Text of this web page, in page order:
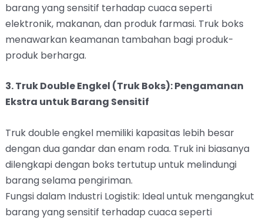
barang yang sensitif terhadap cuaca seperti
elektronik, makanan, dan produk farmasi. Truk boks
menawarkan keamanan tambahan bagi produk-
produk berharga.
3. Truk Double Engkel (Truk Boks): Pengamanan
Ekstra untuk Barang Sensitif
Truk double engkel memiliki kapasitas lebih besar
dengan dua gandar dan enam roda. Truk ini biasanya
dilengkapi dengan boks tertutup untuk melindungi
barang selama pengiriman.
Fungsi dalam Industri Logistik: Ideal untuk mengangkut
barang yang sensitif terhadap cuaca seperti